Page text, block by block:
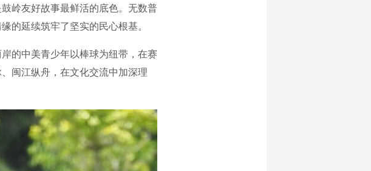
友好故事最鲜活的底色。无数普
的延续筑牢了坚实的民心根基。
中美青少年以棒球为纽带，在赛
闽江纵舟，在文化交流中加深理